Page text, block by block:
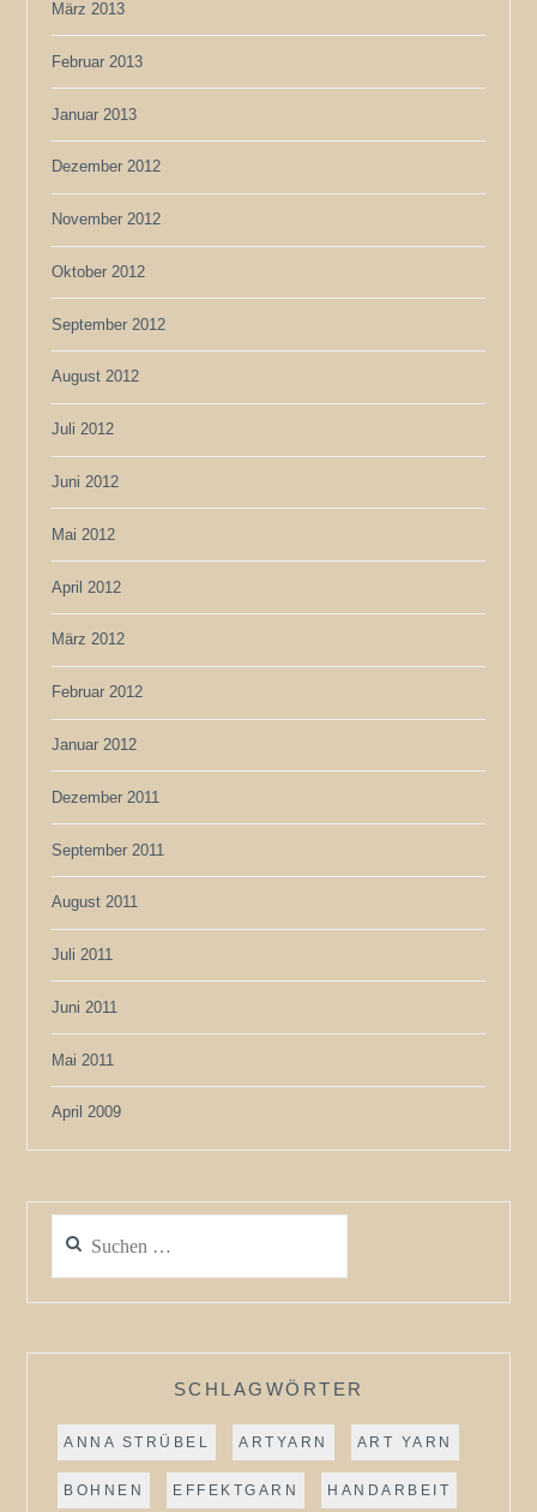
März 2013
Februar 2013
Januar 2013
Dezember 2012
November 2012
Oktober 2012
September 2012
August 2012
Juli 2012
Juni 2012
Mai 2012
April 2012
März 2012
Februar 2012
Januar 2012
Dezember 2011
September 2011
August 2011
Juli 2011
Juni 2011
Mai 2011
April 2009
nach:
SCHLAGWÖRTER
ANNA STRÜBEL ARTYARN ART YARN
BOHNEN EFFEKTGARN HANDARBEIT